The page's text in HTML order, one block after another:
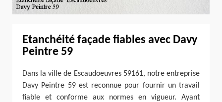
Etanchéité façade fiables avec Davy
Peintre 59
Dans la ville de Escaudoeuvres 59161, notre entreprise
Davy Peintre 59 est reconnue pour fournir un travail
fiable et conforme aux normes en vigueur. Ayant